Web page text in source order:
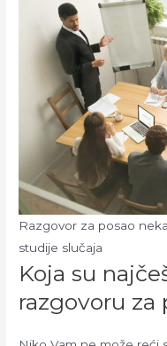
Razgovor za posao
studije slučaja
Koja su
razgovoru za